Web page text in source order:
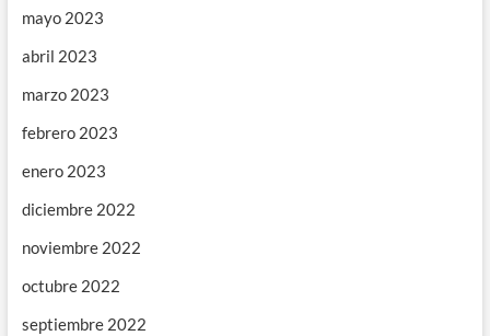
mayo 2023
abril 2023
marzo 2023
febrero 2023
enero 2023
diciembre 2022
noviembre 2022
octubre 2022
septiembre 2022